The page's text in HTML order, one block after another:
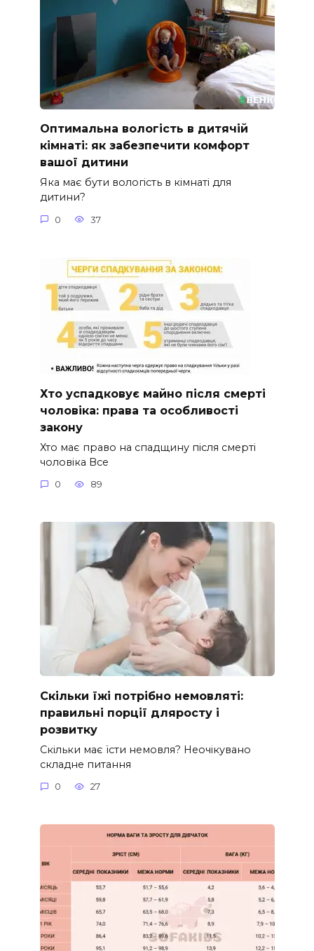
Оптимальна вологість в дитячій
кімнаті: як забезпечити комфорт
вашої дитини
Яка має бути вологість в кімнаті для
дитини?
0 37
Хто успадковує майно після смерті
чоловіка: права та особливості
закону
Хто має право на спадщину після смерті
чоловіка Все
0 89
Скільки їжі потрібно немовляті:
правильні порції дляросту і
розвитку
Скільки має їсти немовля? Неочікувано
складне питання
0 27